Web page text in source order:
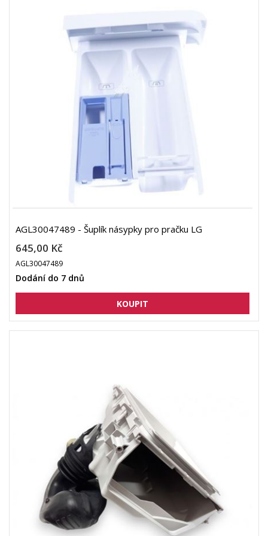
AGL30047489 - Šuplík násypky pro pračku LG
645,00 Kč
AGL30047489
Dodání do 7 dnů